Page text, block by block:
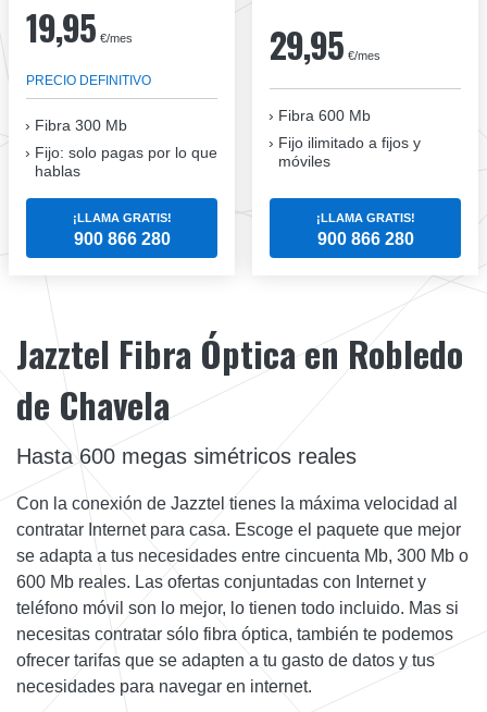
19,95 €/mes
PRECIO DEFINITIVO
Fibra 300 Mb
Fijo: solo pagas por lo que
hablas
¡LLAMA GRATIS!
900 866 280
29,95 €/mes
Fibra 600 Mb
Fijo ilimitado a fijos y
móviles
¡LLAMA GRATIS!
900 866 280
Jazztel Fibra Óptica en Robledo
de Chavela
Hasta 600 megas simétricos reales
Con la conexión de Jazztel tienes la máxima velocidad al
contratar Internet para casa. Escoge el paquete que mejor
se adapta a tus necesidades entre cincuenta Mb, 300 Mb o
600 Mb reales. Las ofertas conjuntadas con Internet y
teléfono móvil son lo mejor, lo tienen todo incluido. Mas si
necesitas contratar sólo fibra óptica, también te podemos
ofrecer tarifas que se adapten a tu gasto de datos y tus
necesidades para navegar en internet.